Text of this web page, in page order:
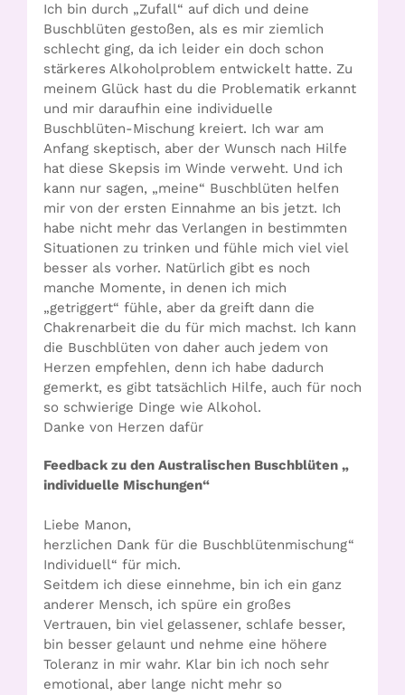
Ich bin durch „Zufall“ auf dich und deine
Buschblüten gestoßen, als es mir ziemlich
schlecht ging, da ich leider ein doch schon
stärkeres Alkoholproblem entwickelt hatte. Zu
meinem Glück hast du die Problematik erkannt
und mir daraufhin eine individuelle
Buschblüten-Mischung kreiert. Ich war am
Anfang skeptisch, aber der Wunsch nach Hilfe
hat diese Skepsis im Winde verweht. Und ich
kann nur sagen, „meine“ Buschblüten helfen
mir von der ersten Einnahme an bis jetzt. Ich
habe nicht mehr das Verlangen in bestimmten
Situationen zu trinken und fühle mich viel viel
besser als vorher. Natürlich gibt es noch
manche Momente, in denen ich mich
„getriggert“ fühle, aber da greift dann die
Chakrenarbeit die du für mich machst. Ich kann
die Buschblüten von daher auch jedem von
Herzen empfehlen, denn ich habe dadurch
gemerkt, es gibt tatsächlich Hilfe, auch für noch
so schwierige Dinge wie Alkohol.
Danke von Herzen dafür
Feedback zu den Australischen Buschblüten „
individuelle Mischungen“
Liebe Manon,
herzlichen Dank für die Buschblütenmischung“
Individuell“ für mich.
Seitdem ich diese einnehme, bin ich ein ganz
anderer Mensch, ich spüre ein großes
Vertrauen, bin viel gelassener, schlafe besser,
bin besser gelaunt und nehme eine höhere
Toleranz in mir wahr. Klar bin ich noch sehr
emotional, aber lange nicht mehr so